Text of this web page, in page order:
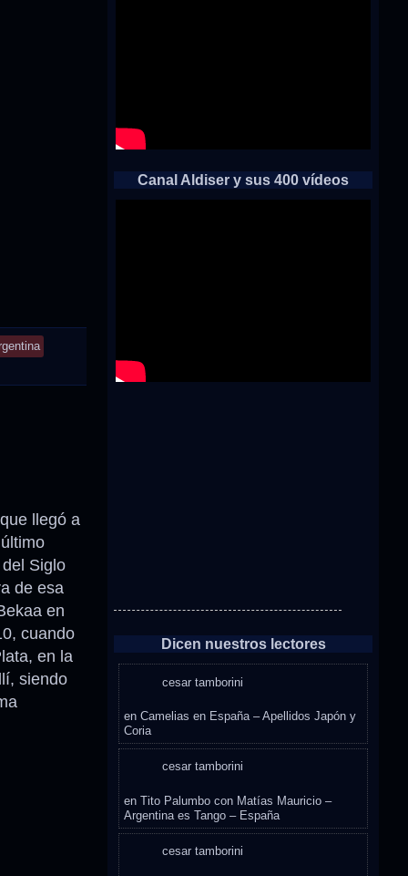
llegó a
Siglo
de esa
en
cuando
en la
siendo
Canal Aldiser y sus 400 vídeos
Dicen nuestros lectores
cesar tamborini
enCamelias en España – Apellidos Japón y
Coria
cesar tamborini
enTito Palumbo con Matías Mauricio –
Argentina es Tango – España
cesar tamborini